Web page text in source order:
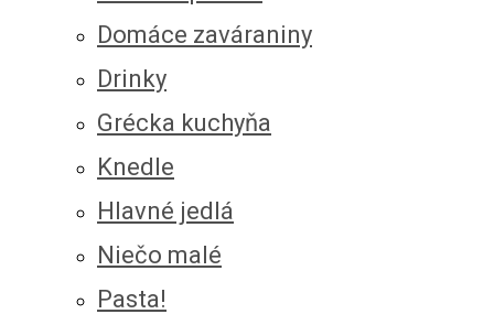
Domáce zaváraniny
Drinky
Grécka kuchyňa
Knedle
Hlavné jedlá
Niečo malé
Pasta!